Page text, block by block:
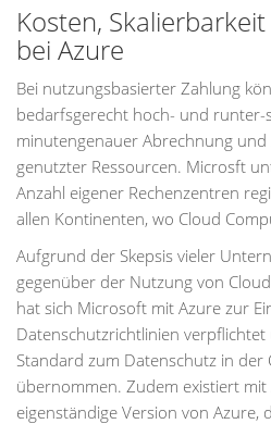
Kosten,
bei Azure
Bei nutzungsbasierter Zahlung
bedarfsgerecht hoch- und runter-
minutengenauer Abrechnung und
genutzter Ressourcen. Microsft
Anzahl eigener Rechenzentren
allen Kontinenten, wo Cloud
Aufgrund der Skepsis vieler
gegenüber der Nutzung von
hat sich Microsoft mit Azure zur
Datenschutzrichtlinien
Standard zum Datenschutz in der
übernommen. Zudem existiert
eigenständige Version von Azure,